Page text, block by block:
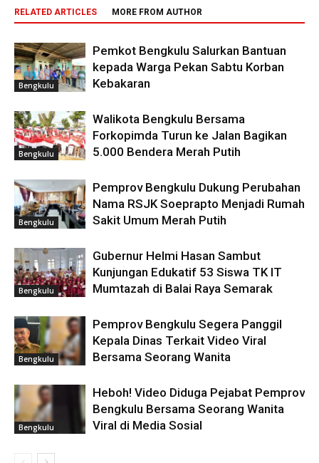
RELATED ARTICLES MORE FROM AUTHOR
Bengkulu
Pemkot Bengkulu Salurkan Bantuan
kepada Warga Pekan Sabtu Korban
Kebakaran
Bengkulu
Walikota Bengkulu Bersama
Forkopimda Turun ke Jalan Bagikan
5.000 Bendera Merah Putih
Bengkulu
Pemprov Bengkulu Dukung Perubahan
Nama RSJK Soeprapto Menjadi Rumah
Sakit Umum Merah Putih
Bengkulu
Gubernur Helmi Hasan Sambut
Kunjungan Edukatif 53 Siswa TK IT
Mumtazah di Balai Raya Semarak
Bengkulu
Pemprov Bengkulu Segera Panggil
Kepala Dinas Terkait Video Viral
Bersama Seorang Wanita
Bengkulu
Heboh! Video Diduga Pejabat Pemprov
Bengkulu Bersama Seorang Wanita
Viral di Media Sosial